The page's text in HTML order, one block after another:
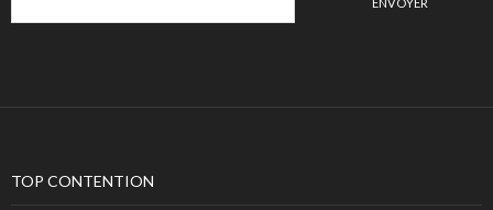
TOP CONTENTION